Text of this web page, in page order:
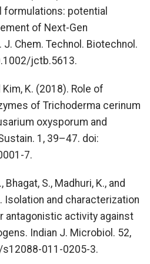
formulations: potential
of Next-Gen
Chem. Technol. Biotechnol.
jctb.5613.
Kim, K. (2018). Role of
of Trichoderma cerinum
oxysporum and
1, 39–47. doi:
7.
Bhagat, S., Madhuri, K., and
Isolation and characterization
antagonistic activity against
Indian J. Microbiol. 52,
011-0205-3.